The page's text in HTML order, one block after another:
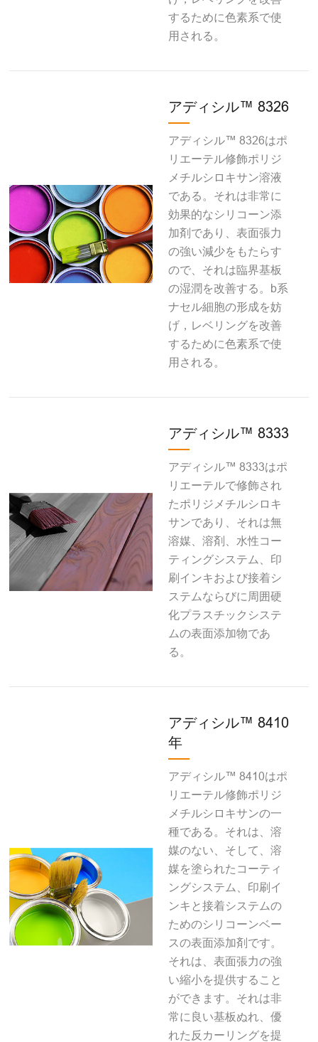
するために色素系で使
用される。
アディシル™ 8326
アディシル™ 8326はポ
リエーテル修飾ポリジ
メチルシロキサン溶液
である。それは非常に
効果的なシリコーン添
加剤であり、表面張力
の強い減少をもたらす
ので、それは臨界基板
の湿潤を改善する。b系
ナセル細胞の形成を妨
げ，レベリングを改善
するために色素系で使
用される。
アディシル™ 8333
アディシル™ 8333はポ
リエーテルで修飾され
たポリジメチルシロキ
サンであり、それは無
溶媒、溶剤、水性コー
ティングシステム、印
刷インキおよび接着シ
ステムならびに周囲硬
化プラスチックシステ
ムの表面添加物であ
る。
アディシル™ 8410
年
アディシル™ 8410はポ
リエーテル修飾ポリジ
メチルシロキサンの一
種である。それは、溶
媒のない、そして、溶
媒を塗られたコーティ
ングシステム、印刷イ
ンキと接着システムの
ためのシリコーンベー
スの表面添加剤です。
それは、表面張力の強
い縮小を提供すること
ができます。それは非
常に良い基板ぬれ、優
れた反カーリングを提